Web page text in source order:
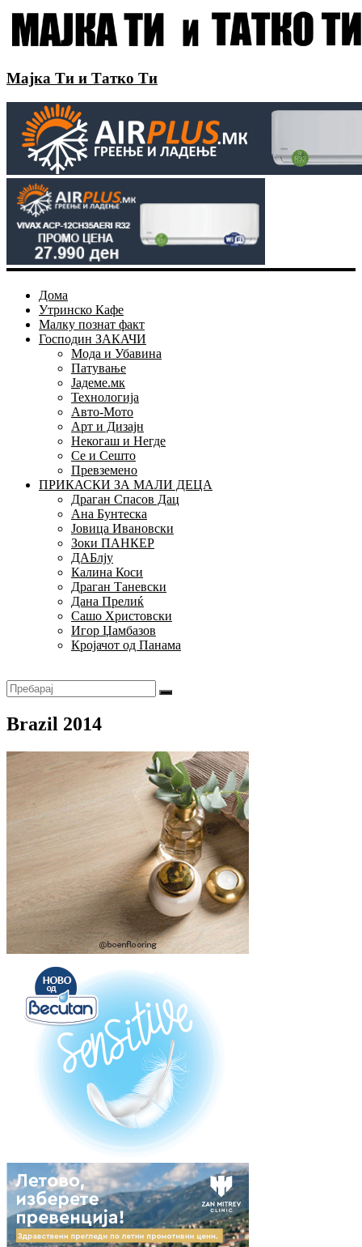
Мајка Ти и Татко Ти
Дома
Утринско Кафе
Малку познат факт
Господин ЗАКАЧИ
Мода и Убавина
Патување
Јадеме.мк
Технологија
Авто-Мото
Арт и Дизајн
Некогаш и Негде
Се и Сешто
Превземено
ПРИКАСКИ ЗА МАЛИ ДЕЦА
Драган Спасов Дац
Ана Бунтеска
Јовица Ивановски
Зоки ПАНКЕР
ДАБлју
Калина Коси
Драган Таневски
Дана Прелиќ
Сашо Христовски
Игор Џамбазов
Кројачот од Панама
Brazil 2014